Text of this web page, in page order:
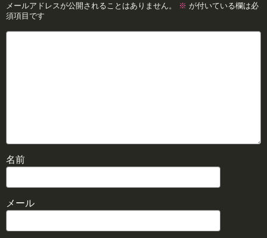
メールアドレスが公開されることはありません。 ※ が付いている欄は必
須項目です
名前
メール